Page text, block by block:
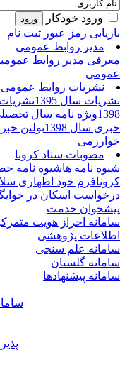
ورود خودکار
رمز عبور ثبت نام
مدیر روابط عمومی
مدیر روابط عمومی
نشریات روابط عمومی
سال 1395
نشریات
ویژه نامه سال تحصیلی
سال 1398
بولتن خبری
مصوبات ستاد کرونا
نامه هاشیوه نامه
فرم خود اظهاری
اسکان در
خدمت
احراز هویت متمرکز
پژوهشی
علم سنجی
گلستان
پیشنهادها